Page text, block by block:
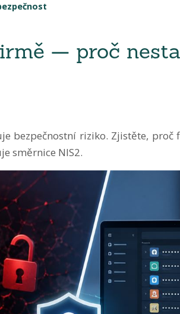
— proč
bezpečnostní riziko. Zjistěte, proč
směrnice NIS2.